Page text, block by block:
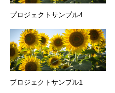
プロジェクトサンプル4
プロジェクトサンプル1